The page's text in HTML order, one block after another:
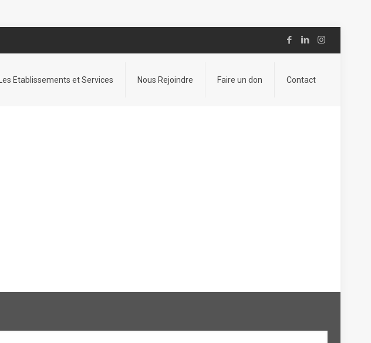
Les Etablissements et Services Nous Rejoindre Faire un don Contact